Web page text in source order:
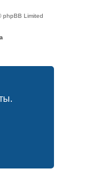
phpBB Limited